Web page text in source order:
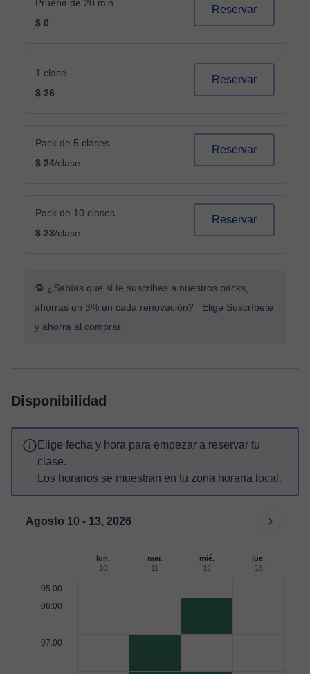
Prueba de 20 min.
$ 0
Reservar
1 clase
$ 26
Reservar
Pack de 5 clases
$ 24/clase
Reservar
Pack de 10 clases
$ 23/clase
Reservar
🔁 ¿Sabías que si te suscribes a nuestros packs,
ahorras un 3% en cada renovación? Elige Suscríbete
y ahorra al comprar.
Disponibilidad
Elige fecha y hora para empezar a reservar tu
clase.
Los horarios se muestran en tu zona horaria local.
Agosto 10 - 13, 2026
lun.
10
mar.
11
mié.
12
jue.
13
05:00
06:00
07:00